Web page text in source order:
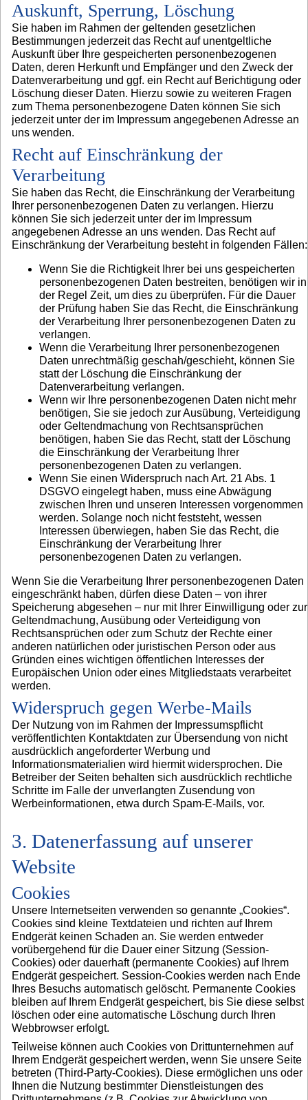
Auskunft, Sperrung, Löschung
Sie haben im Rahmen der geltenden gesetzlichen
Bestimmungen jederzeit das Recht auf unentgeltliche
Auskunft über Ihre gespeicherten personenbezogenen
Daten, deren Herkunft und Empfänger und den Zweck der
Datenverarbeitung und ggf. ein Recht auf Berichtigung oder
Löschung dieser Daten. Hierzu sowie zu weiteren Fragen
zum Thema personenbezogene Daten können Sie sich
jederzeit unter der im Impressum angegebenen Adresse an
uns wenden.
Recht auf Einschränkung der
Verarbeitung
Sie haben das Recht, die Einschränkung der Verarbeitung
Ihrer personenbezogenen Daten zu verlangen. Hierzu
können Sie sich jederzeit unter der im Impressum
angegebenen Adresse an uns wenden. Das Recht auf
Einschränkung der Verarbeitung besteht in folgenden Fällen:
Wenn Sie die Richtigkeit Ihrer bei uns gespeicherten
personenbezogenen Daten bestreiten, benötigen wir in
der Regel Zeit, um dies zu überprüfen. Für die Dauer
der Prüfung haben Sie das Recht, die Einschränkung
der Verarbeitung Ihrer personenbezogenen Daten zu
verlangen.
Wenn die Verarbeitung Ihrer personenbezogenen
Daten unrechtmäßig geschah/geschieht, können Sie
statt der Löschung die Einschränkung der
Datenverarbeitung verlangen.
Wenn wir Ihre personenbezogenen Daten nicht mehr
benötigen, Sie sie jedoch zur Ausübung, Verteidigung
oder Geltendmachung von Rechtsansprüchen
benötigen, haben Sie das Recht, statt der Löschung
die Einschränkung der Verarbeitung Ihrer
personenbezogenen Daten zu verlangen.
Wenn Sie einen Widerspruch nach Art. 21 Abs. 1
DSGVO eingelegt haben, muss eine Abwägung
zwischen Ihren und unseren Interessen vorgenommen
werden. Solange noch nicht feststeht, wessen
Interessen überwiegen, haben Sie das Recht, die
Einschränkung der Verarbeitung Ihrer
personenbezogenen Daten zu verlangen.
Wenn Sie die Verarbeitung Ihrer personenbezogenen Daten
eingeschränkt haben, dürfen diese Daten – von ihrer
Speicherung abgesehen – nur mit Ihrer Einwilligung oder zur
Geltendmachung, Ausübung oder Verteidigung von
Rechtsansprüchen oder zum Schutz der Rechte einer
anderen natürlichen oder juristischen Person oder aus
Gründen eines wichtigen öffentlichen Interesses der
Europäischen Union oder eines Mitgliedstaats verarbeitet
werden.
Widerspruch gegen Werbe-Mails
Der Nutzung von im Rahmen der Impressumspflicht
veröffentlichten Kontaktdaten zur Übersendung von nicht
ausdrücklich angeforderter Werbung und
Informationsmaterialien wird hiermit widersprochen. Die
Betreiber der Seiten behalten sich ausdrücklich rechtliche
Schritte im Falle der unverlangten Zusendung von
Werbeinformationen, etwa durch Spam-E-Mails, vor.
3. Datenerfassung auf unserer
Website
Cookies
Unsere Internetseiten verwenden so genannte „Cookies“.
Cookies sind kleine Textdateien und richten auf Ihrem
Endgerät keinen Schaden an. Sie werden entweder
vorübergehend für die Dauer einer Sitzung (Session-
Cookies) oder dauerhaft (permanente Cookies) auf Ihrem
Endgerät gespeichert. Session-Cookies werden nach Ende
Ihres Besuchs automatisch gelöscht. Permanente Cookies
bleiben auf Ihrem Endgerät gespeichert, bis Sie diese selbst
löschen oder eine automatische Löschung durch Ihren
Webbrowser erfolgt.
Teilweise können auch Cookies von Drittunternehmen auf
Ihrem Endgerät gespeichert werden, wenn Sie unsere Seite
betreten (Third-Party-Cookies). Diese ermöglichen uns oder
Ihnen die Nutzung bestimmter Dienstleistungen des